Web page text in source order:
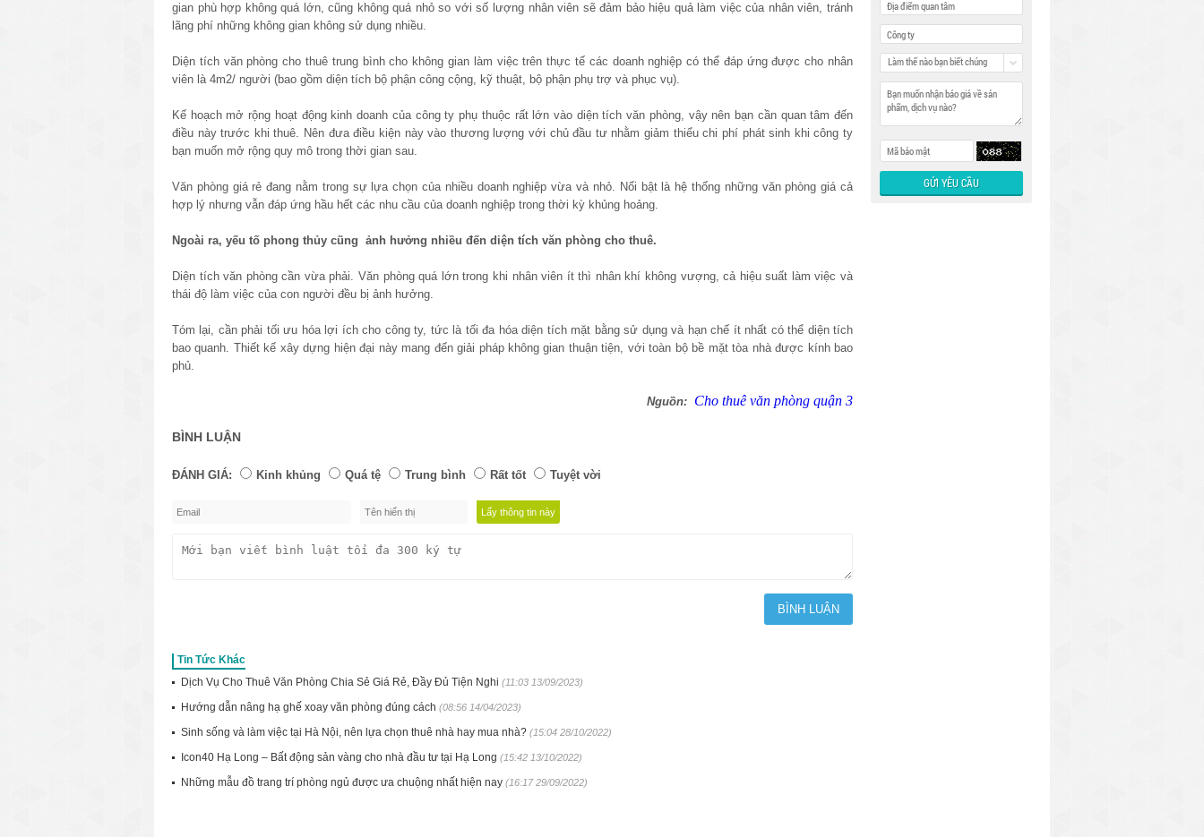
gian phù hợp không quá lớn, cũng không quá nhỏ so với số lượng nhân viên sẽ đảm bảo hiệu quả làm việc của nhân viên, tránh
lãng phí những không gian không sử dụng nhiều.
Diện tích văn phòng cho thuê trung bình cho không gian làm việc trên thực tế các doanh nghiệp có thể đáp ứng được cho nhân
viên là 4m2/ người (bao gồm diện tích bộ phận công cộng, kỹ thuật, bộ phận phụ trợ và phục vụ).
Kế hoạch mở rộng hoạt động kinh doanh của công ty phụ thuộc rất lớn vào diện tích văn phòng, vậy nên bạn cần quan tâm đến
điều này trước khi thuê. Nên đưa điều kiện này vào thương lượng với chủ đầu tư nhằm giảm thiểu chi phí phát sinh khi công ty
bạn muốn mở rộng quy mô trong thời gian sau.
Văn phòng giá rẻ đang nằm trong sự lựa chọn của nhiều doanh nghiệp vừa và nhỏ. Nổi bật là hệ thống những văn phòng giá cả
hợp lý nhưng vẫn đáp ứng hầu hết các nhu cầu của doanh nghiệp trong thời kỳ khủng hoảng.
Ngoài ra, yếu tố phong thủy cũng ảnh hưởng nhiều đến diện tích văn phòng cho thuê.
Diện tích văn phòng cần vừa phải. Văn phòng quá lớn trong khi nhân viên ít thì nhân khí không vượng, cả hiệu suất làm việc và
thái độ làm việc của con người đều bị ảnh hưởng.
Tóm lại, cần phải tối ưu hóa lợi ích cho công ty, tức là tối đa hóa diện tích mặt bằng sử dụng và hạn chế ít nhất có thể diện tích
bao quanh. Thiết kế xây dựng hiện đại này mang đến giải pháp không gian thuận tiện, với toàn bộ bề mặt tòa nhà được kính bao
phủ.
Nguồn: Cho thuê văn phòng quận 3
BÌNH LUẬN
ĐÁNH GIÁ: Kinh khủng Quá tệ Trung bình Rất tốt Tuyệt vời
Tin Tức Khác
Dịch Vụ Cho Thuê Văn Phòng Chia Sẻ Giá Rẻ, Đầy Đủ Tiện Nghi (11:03 13/09/2023)
Hướng dẫn nâng hạ ghế xoay văn phòng đúng cách (08:56 14/04/2023)
Sinh sống và làm việc tại Hà Nội, nên lựa chọn thuê nhà hay mua nhà? (15:04 28/10/2022)
Icon40 Hạ Long – Bất động sản vàng cho nhà đầu tư tại Hạ Long (15:42 13/10/2022)
Những mẫu đồ trang trí phòng ngủ được ưa chuộng nhất hiện nay (16:17 29/09/2022)
Làm thế nào bạn biết chúng